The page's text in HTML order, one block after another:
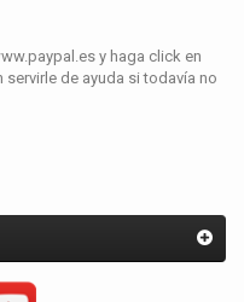
y haga click en
de ayuda si todavía no